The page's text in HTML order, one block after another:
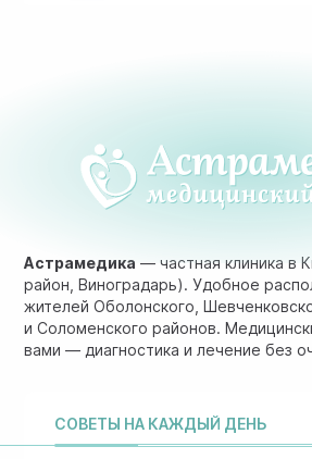
Астрамедика — частная клиника в
район, Виноградарь). Удобное
жителей Оболонского,
и Соломенского районов.
вами — диагностика и лечение без
СОВЕТЫ НА КАЖДЫЙ ДЕНЬ